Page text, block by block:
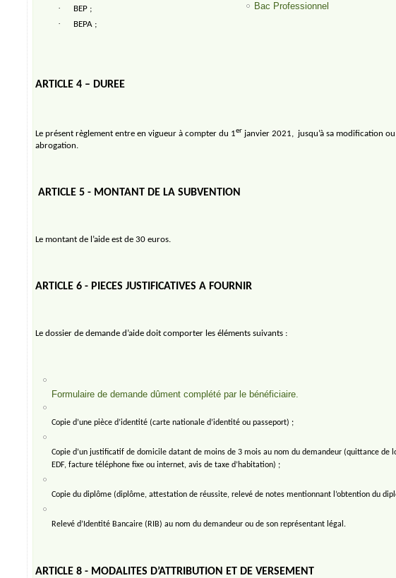
· BEP ;
· BEPA ;
Bac Professionnel
ARTICLE 4 – DUREE
Le présent règlement entre en vigueur à compter du 1er janvier 2021, jusqu’à sa modification
abrogation.
ARTICLE 5 - MONTANT DE LA SUBVENTION
Le montant de l’aide est de 30 euros.
ARTICLE 6 - PIECES JUSTIFICATIVES A FOURNIR
Le dossier de demande d’aide doit comporter les éléments suivants :
Formulaire de demande dûment complété par le bénéficiaire.
Copie d’une pièce d’identité (carte nationale d’identité ou passeport) ;
Copie d’un justificatif de domicile datant de moins de 3 mois au nom du demandeur (quittance de
EDF, facture téléphone fixe ou internet, avis de taxe d’habitation) ;
Copie du diplôme (diplôme, attestation de réussite, relevé de notes mentionnant l’obtention du
Relevé d’Identité Bancaire (RIB) au nom du demandeur ou de son représentant légal.
ARTICLE 8 - MODALITES D’ATTRIBUTION ET DE VERSEMENT